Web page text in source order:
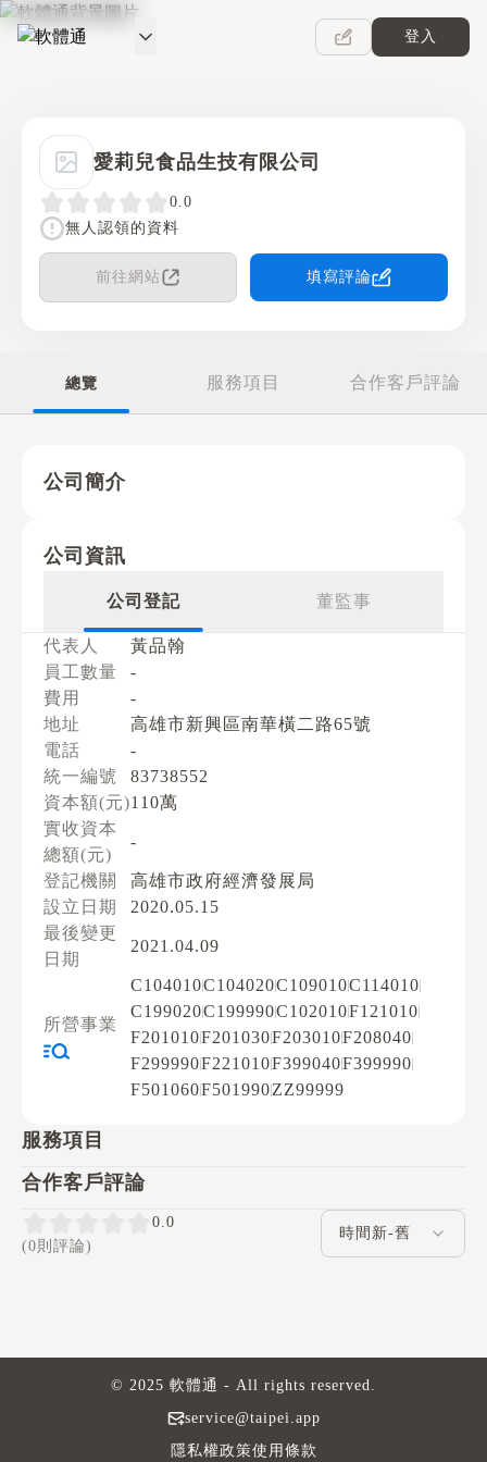
軟體通
登入
愛莉兒食品生技有限公司
0.0
無人認領的資料
前往網站 填寫評論
總覽 服務項目 合作客戶評論
公司簡介
公司資訊
公司登記 董監事
代表人
黃品翰
員工數量
-
費用
-
地址
高雄市新興區南華橫二路65號
電話
-
統一編號
83738552
資本額(元)110萬
實收資本
總額(元)
-
登記機關
高雄市政府經濟發展局
設立日期
2020.05.15
最後變更
日期
2021.04.09
所營事業
C104010C104020C109010C114010
C199020C199990C102010F121010
F201010F201030F203010F208040
F299990F221010F399040F399990
F501060F501990ZZ99999
服務項目
合作客戶評論
0.0
(0則評論)
評論排序
service@taipei.app
© 2025 軟體通 - All rights reserved.
隱私權政策使用條款